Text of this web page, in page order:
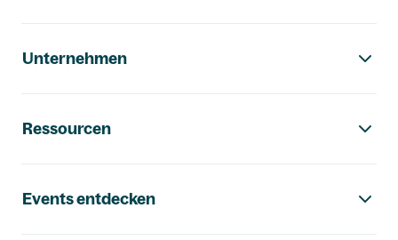
Unternehmen
Ressourcen
Events entdecken